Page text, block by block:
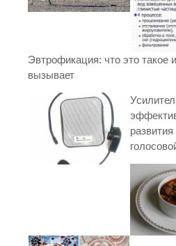
Эвтрофикация: что это такое
вызывает